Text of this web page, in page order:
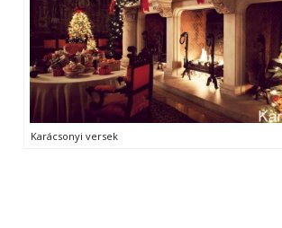
Karácsonyi versek